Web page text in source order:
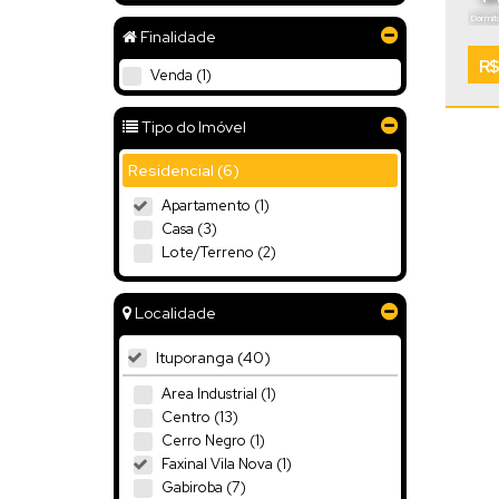
Finalidade
Venda (1)
Tipo do Imóvel
Residencial (6)
Apartamento (1)
Casa (3)
Lote/Terreno (2)
Localidade
Ituporanga (40)
Área Industrial (1)
Centro (13)
Cerro Negro (1)
Faxinal Vila Nova (1)
Gabiroba (7)
R$